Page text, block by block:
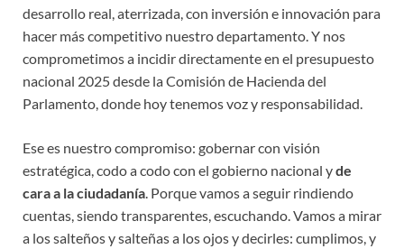
desarrollo real, aterrizada, con inversión e innovación para
hacer más competitivo nuestro departamento. Y nos
comprometimos a incidir directamente en el presupuesto
nacional 2025 desde la Comisión de Hacienda del
Parlamento, donde hoy tenemos voz y responsabilidad.
Ese es nuestro compromiso: gobernar con visión
estratégica, codo a codo con el gobierno nacional yde
cara a la ciudadanía. Porque vamos a seguir rindiendo
cuentas, siendo transparentes, escuchando. Vamos a mirar
a los salteños y salteñas a los ojos y decirles: cumplimos, y